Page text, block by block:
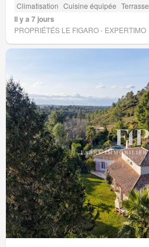
Climatisation Cuisine équipée Terrasse
Il y a 7 jours
PROPRIÉTÉS LE FIGARO - EXPERTIMO